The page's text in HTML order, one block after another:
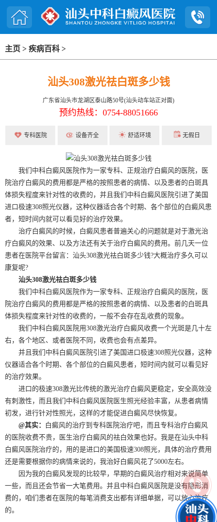
主页 > 疾病百科 >
汕头308激光祛白斑多少钱
广东省汕头市龙湖区泰山路50号(汕头动车站正对面)
预约热线：0754-88051666
专科医院 设备齐全 舒适环境 无假日
我们中科白癜风医院作为一家专科、正规治疗白癜风的医院，医
院治疗白癜风的费用都是严格的按照患者的病情、以及患者的白斑具
体损失程度来针对性的收费的，并且我们中科白癜风医院引进了美国
进口极速308照光仪器，这种仪器适合各个时期、各个部位的白癜风患
者，短时间内就可以看见好的治疗效果。
治疗白癜风的时候，白癜风患者普遍关心的问题就是对于激光治
疗白癜风的效果、以及方法还有关于治疗白癜风的费用。前几天一位
患者在医院平台留言：汕头308激光祛白斑多少钱?大概治疗多久可以
康复呢?
汕头308激光祛白斑多少钱
我们中科白癜风医院作为一家专科、正规治疗白癜风的医院，医
院治疗白癜风的费用都是严格的按照患者的病情、以及患者的白斑具
体损失程度来针对性的收费的，一般不会存在乱收费的现象。
我们中科白癜风医院用308激光治疗白癜风收费一个光斑是几十左
右，各个地区、或者医院不同，收费也会有点差异。
并且我们中科白癜风医院引进了美国进口极速308照光仪器，这种
仪器适合各个时期、各个部位的白癜风患者，短时间内就可以看见好
的治疗效果。
进口的极速308激光比传统的激光治疗白癜风更稳定，安全高效没
有刺激性，而且我们中科白癜风医院医生照光经验丰富，从患者病情
初发，进行针对性照光，这样的才能促进白癜风尽快恢复。
@其实：
白癜风的治疗到专科医院治疗吧，而且专科治疗白癜风
的医院收费不贵，医生治疗白癜风的祛白效果也好。我是在汕头中科
白癜风医院治疗的，用的是进口的美国极速308照光，具体的治疗费用
还是需要根据你的病情来说的，我治好白癜风花了5000左右。
因为我的白癜风发现的比较早，早期的白癜风治疗相对来说简单
一些，而且还会节省一大笔费用。并且中科白癜风医院是没有隐形消
费的，咱们患者在医院的每笔消费支出都有详细单据，可以放心治疗
的。